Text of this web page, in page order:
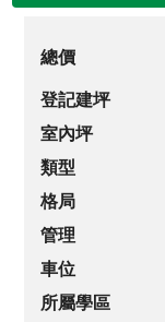
總價
登記建坪
室內坪
類型
格局
管理
車位
所屬學區